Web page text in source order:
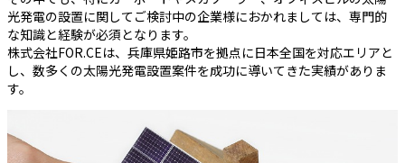
光発電の設置に関してご検討中の企業様におかれましては、専門的
な知識と経験が必須となります。
株式会社FOR.CEは、兵庫県姫路市を拠点に日本全国を対応エリアと
し、数多くの太陽光発電設置案件を成功に導いてきた実績がありま
す。